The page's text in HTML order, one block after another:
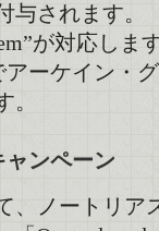
与されます。
が対応しま
ーケイン・
。
ャンペーン
、ノートリア